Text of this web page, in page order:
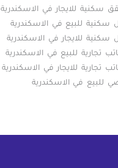
سكنية للايجار في الاسكندرية
سكنية للبيع في الاسكندرية
سكنية للايجار في الاسكندرية
تجارية للبيع في الاسكندرية
تجارية للايجار في الاسكندرية
للبيع في الاسكندرية